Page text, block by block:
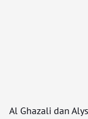
Al Ghazali dan